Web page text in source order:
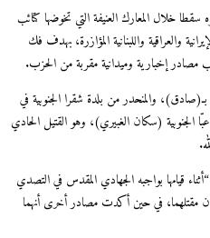
خلال المعارك العنيفة التي تخوضها كتائب
والعراقية واللبنانية المؤازرة، بهدف فك
إخبارية وميدانية مقربة من الحزب.
والمنحدر من بلدة شقرا الجنوبية في
الجنوبية (سكان الغبيري)، وهو القتيل الحادي
قيامها بواجبه الجهادي المقدس في التصدي
مقتلهما، في حين أكدت مصادر أخرى أنهما